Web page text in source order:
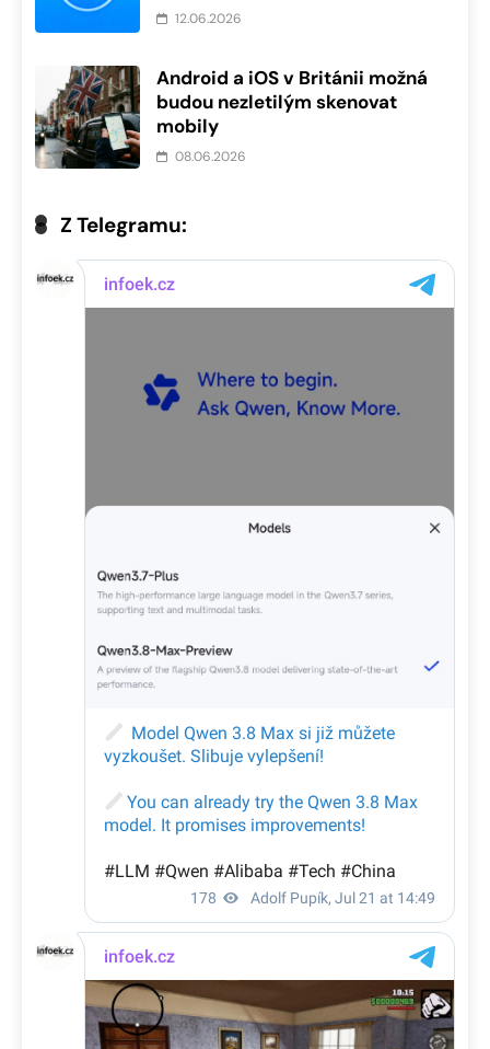
12.06.2026
Android a iOS v Británii možná
budou nezletilým skenovat
mobily
08.06.2026
Z Telegramu: